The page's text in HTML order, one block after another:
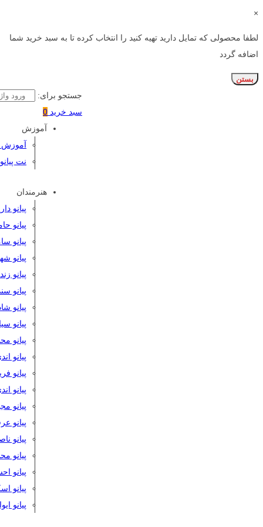
×
لطفا محصولی که تمایل دارید تهیه کنید را انتخاب کرده تا به سبد خرید شما
اضافه گردد
بستن
جستجو برای:
سبد خرید 0
آموزش
آموزش
نت پیانو
هنرمندان
پیانو
پیانو
پیانو
پیانو
پیانو
پیانو
پیانو
پیانو
پیانو
پیانو
پیانو
پیانو
پیانو
پیانو
پیانو
پیانو
پیانو
پیانو
پیانو